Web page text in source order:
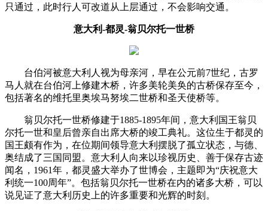
只通过，此时行人可改道从上层通过，不会影响交通。
意大利-都灵-翁贝尔托一世桥
台伯河被意大利人视为母亲河，早在公元前7世纪，古罗
马人就在台伯河上修建木桥，许多美轮美奂的古桥保存至今，
包括著名的维托里奥埃马努埃二世桥和圣天使桥等。
翁贝尔托一世桥修建于1885-1895年间，意大利国王翁贝
尔托一世和皇后曾亲自出席大桥的竣工典礼。这位生于都灵的
国王颇有作为，在位期间领导意大利摆脱了孤立状态，与德、
奥结成了三国同盟。意大利人向来以珍视历史、善于保存古迹
闻名，1961年，都灵盛大举办了世博会，主题即为“庆祝意大
利统一100周年”。包括翁贝尔托一世桥在内的诸多大桥，可以
说见证了意大利历史上的许多重要和光辉的时刻。